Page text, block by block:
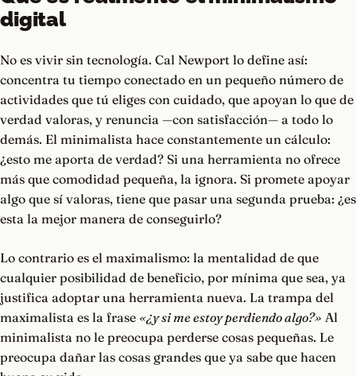
digital
No es vivir sin tecnología. Cal Newport lo define así:
concentra tu tiempo conectado en un pequeño número de
actividades que tú eliges con cuidado, que apoyan lo que de
verdad valoras, y renuncia —con satisfacción— a todo lo
demás. El minimalista hace constantemente un cálculo:
¿esto me aporta de verdad? Si una herramienta no ofrece
más que comodidad pequeña, la ignora. Si promete apoyar
algo que sí valoras, tiene que pasar una segunda prueba: ¿es
esta la mejor manera de conseguirlo?
Lo contrario es el maximalismo: la mentalidad de que
cualquier posibilidad de beneficio, por mínima que sea, ya
justifica adoptar una herramienta nueva. La trampa del
maximalista es la frase «¿y si me estoy perdiendo algo?» Al
minimalista no le preocupa perderse cosas pequeñas. Le
preocupa dañar las cosas grandes que ya sabe que hacen